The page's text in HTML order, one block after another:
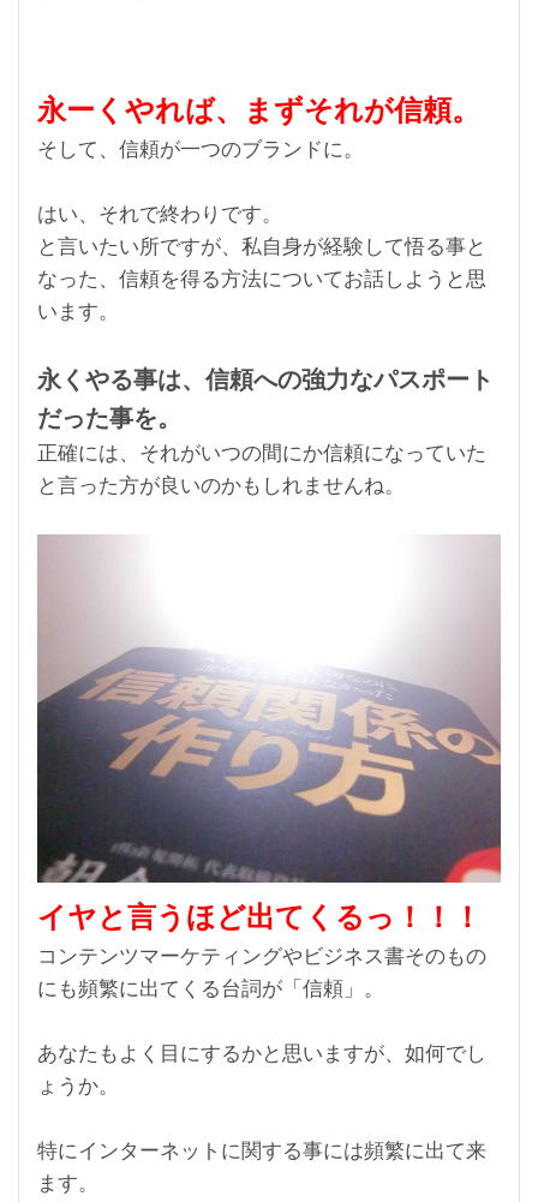
永ーくやれば、まずそれが信頼。
そして、信頼が一つのブランドに。
はい、それで終わりです。
と言いたい所ですが、私自身が経験して悟る事と
なった、信頼を得る方法についてお話しようと思
います。
永くやる事は、信頼への強力なパスポート
だった事を。
正確には、それがいつの間にか信頼になっていた
と言った方が良いのかもしれませんね。
イヤと言うほど出てくるっ！！！
コンテンツマーケティングやビジネス書そのもの
にも頻繁に出てくる台詞が「信頼」。
あなたもよく目にするかと思いますが、如何でし
ょうか。
特にインターネットに関する事には頻繁に出て来
ます。